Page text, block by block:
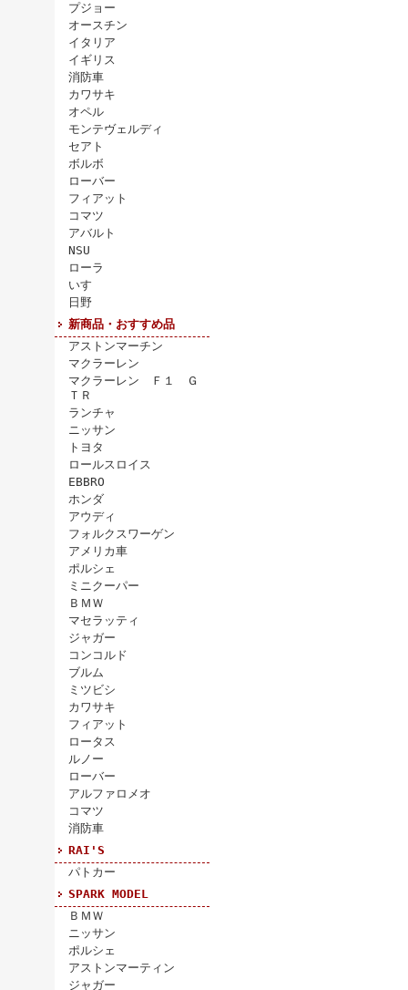
プジョー
オースチン
イタリア
イギリス
消防車
カワサキ
オペル
モンテヴェルディ
セアト
ボルボ
ローバー
フィアット
コマツ
アバルト
NSU
ローラ
いすゞ
日野
新商品・おすすめ品
アストンマーチン
マクラーレン
マクラーレン Ｆ１ Ｇ
ＴＲ
ランチャ
ニッサン
トヨタ
ロールスロイス
EBBRO
ホンダ
アウディ
フォルクスワーゲン
アメリカ車
ポルシェ
ミニクーパー
ＢＭＷ
マセラッティ
ジャガー
コンコルド
ブルム
ミツビシ
カワサキ
フィアット
ロータス
ルノー
ローバー
アルファロメオ
コマツ
消防車
RAI'S
パトカー
SPARK MODEL
ＢＭＷ
ニッサン
ポルシェ
アストンマーティン
ジャガー